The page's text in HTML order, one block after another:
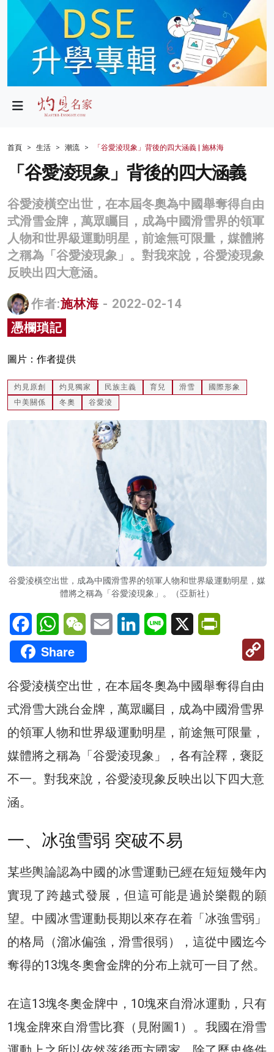
政局
財經
生活
商業
科技
影片
名家榜
灼見活動
首頁 生活 潮流 「谷愛淩現象」背後的四大涵義 | 施林海
「谷愛淩現象」背後的四大涵義
谷愛淩橫空出世，在本屆冬奧為中國舉奪得自由
式滑雪金牌，萬眾矚目，成為中國滑雪界的領軍
人物和世界級運動明星，前途無可限量，媒體將
之稱為「谷愛淩現象」。對我來說，谷愛淩現象
反映出四大意涵。
作者:施林海 - 2022-02-14
憑欄瑣記
圖片：作者提供
灼見原創 灼見獨家 民族主義 育兒 滑雪
國際形象
中美關係
冬奧 谷愛淩
谷愛淩橫空出世，成為中國滑雪界的領軍人物和世界級運動明星，媒
體將之稱為「谷愛淩現象」。（亞新社）
FacebookWhatsAppWeChatEmail LinkedInLine X
Share
谷愛淩橫空出世，在本屆冬奧為中國舉奪得自由
式滑雪大跳台金牌，萬眾矚目，成為中國滑雪界
的領軍人物和世界級運動明星，前途無可限量，
媒體將之稱為「谷愛淩現象」，各有詮釋，褒貶
不一。對我來說，谷愛淩現象反映出以下四大意
涵。
一、冰強雪弱 突破不易
某些輿論認為中國的冰雪運動已經在短短幾年內
實現了跨越式發展，但這可能是過於樂觀的願
望。中國冰雪運動長期以來存在着「冰強雪弱」
的格局（溜冰偏強，滑雪很弱），這從中國迄今
奪得的13塊冬奧會金牌的分布上就可一目了然。
在這13塊冬奧金牌中，10塊來自滑冰運動，只有
1塊金牌來自滑雪比賽（見附圖1）。我國在滑雪